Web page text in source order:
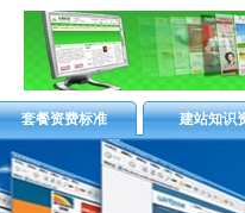
套餐资费标准 建站知识